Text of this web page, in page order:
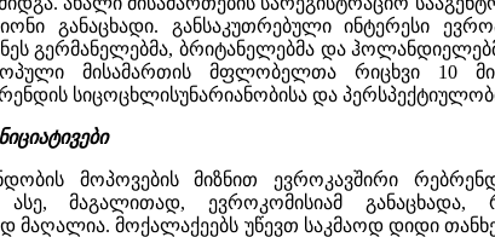
განაცხადი. განსაკუთრებული ინტერესი
გერმანელებმა, ბრიტანელებმა და
მისამართის მფლობელთა რიცხვი 10
სიცოცხლისუნარიანობისა და
მოპოვების მიზნით ევროკავშირი
ასე, მაგალითად, ევროკომისიამ განაცხადა,
მოქალაქეებს უწევთ საკმაოდ დიდი